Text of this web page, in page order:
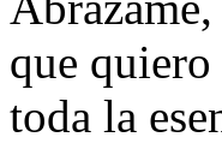
que
toda la